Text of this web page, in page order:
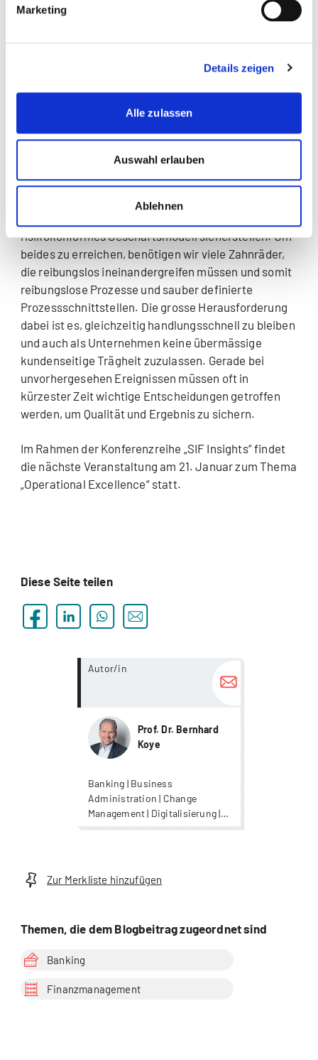
Marketing
Details zeigen
Alle zulassen
Auswahl erlauben
Ablehnen
denn Agilität ist kein Selbstzweck, sondern muss uns
Herausforderung? Womit muss sich
Operational Excellence im Banking
auseinandersetzen?
Die Herausforderung gerade im Banking ist es, alle
Prozesse so zu gestalten, dass sie zu allererst und
risikokonformes Geschäftsmodell sicherstellen. Um
beides zu erreichen, benötigen wir viele Zahnräder,
die reibungslos ineinandergreifen müssen und somit
reibungslose Prozesse und sauber definierte
Prozessschnittstellen. Die grosse Herausforderung
dabei ist es, gleichzeitig handlungsschnell zu bleiben
und auch als Unternehmen keine übermässige
kundenseitige Trägheit zuzulassen. Gerade bei
unvorhergesehen Ereignissen müssen oft in
kürzester Zeit wichtige Entscheidungen getroffen
werden, um Qualität und Ergebnis zu sichern.
Im Rahmen der Konferenzreihe „SIF Insights“ findet
die nächste Veranstaltung am 21. Januar zum Thema
„Operational Excellence“ statt.
Diese Seite teilen
Autor/in
Prof. Dr. Bernhard
Koye
Banking | Business
Administration | Change
Management | Digitalisierung |
Finanzmanagement |
Strategisches Management |
more...
Zur Merkliste hinzufügen
Themen, die dem Blogbeitrag zugeordnet sind
Banking
Finanzmanagement